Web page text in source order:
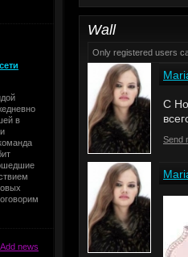
в
Add news
Wall
Only registered users
С
Send